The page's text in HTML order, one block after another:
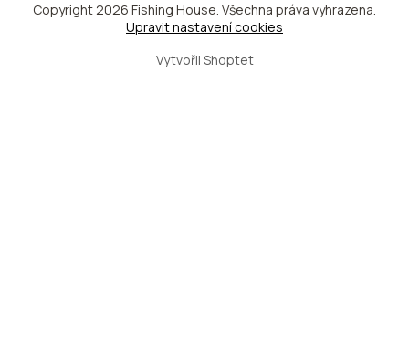
Vytvořil Shoptet
Copyright 2026 Fishing House. Všechna práva vyhrazena.
Upravit nastavení cookies